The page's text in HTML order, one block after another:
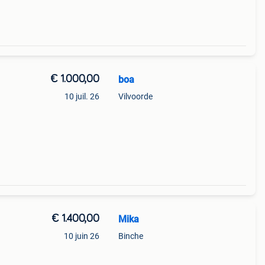
€ 1.000,00
10 juil. 26
boa
Vilvoorde
€ 1.400,00
10 juin 26
Mika
Binche